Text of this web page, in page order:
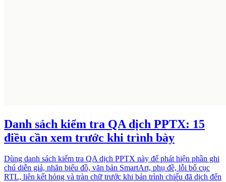
Danh sách kiểm tra QA dịch PPTX: 15
điều cần xem trước khi trình bày
Dùng danh sách kiểm tra QA dịch PPTX này để phát hiện phần ghi
chú diễn giả, nhãn biểu đồ, văn bản SmartArt, phụ đề, lỗi bố cục
RTL, liên kết hỏng và tràn chữ trước khi bản trình chiếu đã dịch đến